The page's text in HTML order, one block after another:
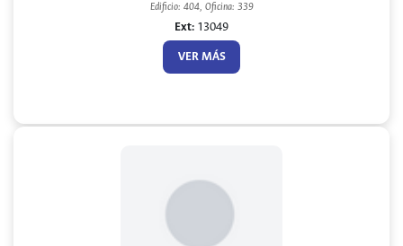
Edificio: 404, Oficina: 339
Ext: 13049
VER MÁS